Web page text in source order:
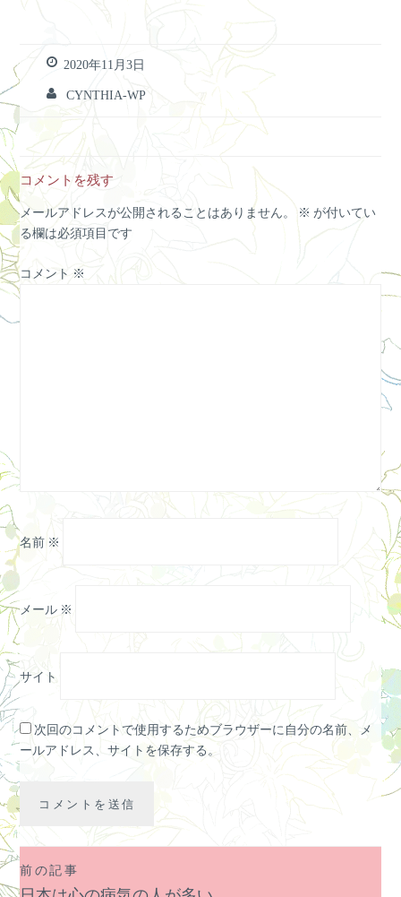
2020年11月3日
CYNTHIA-WP
コメントを残す
メールアドレスが公開されることはありません。 ※ が付いてい
る欄は必須項目です
コメント ※
名前 ※
メール ※
サイト
次回のコメントで使用するためブラウザーに自分の名前、メ
ールアドレス、サイトを保存する。
投
前の記事